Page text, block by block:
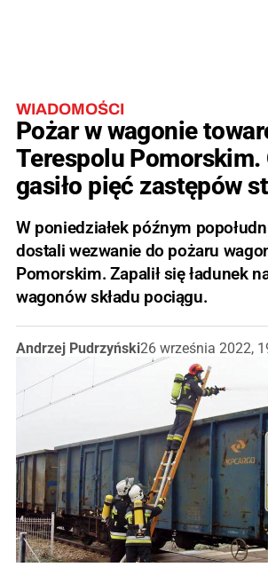
WIADOMOŚCI
Pożar w wagonie
Terespolu Pomorskim.
gasiło pięć zastępów
W poniedziałek późnym
dostali wezwanie do pożaru
Pomorskim. Zapalił się ładunek
wagonów składu pociągu.
Andrzej Pudrzyński26 września 2022,